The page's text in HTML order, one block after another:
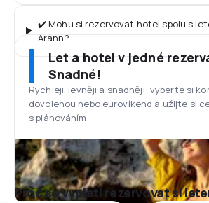
✔️ Mohu si rezervovat hotel spolu s
Arann?
Let a hotel v jedné
Snadné!
Rychleji, levněji a snadněji: vyberte si
dovolenou nebo eurovíkend a užijte si
s plánováním.
Proč se vyplatí rezervovat si